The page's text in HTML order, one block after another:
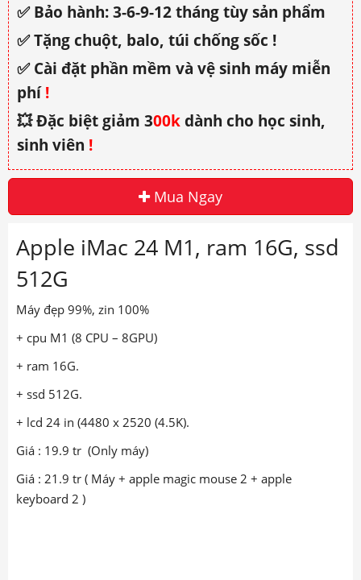
✅ Bảo hành: 3-6-9-12 tháng tùy sản phẩm
✅ Tặng chuột, balo, túi chống sốc !
✅ Cài đặt phần mềm và vệ sinh máy miễn
phí!
💥 Đặc biệt giảm 300kdành cho học sinh,
sinh viên !
Mua Ngay
Apple iMac 24 M1, ram 16G, ssd
512G
Máy đẹp 99%, zin 100%
+ cpu M1 (8 CPU – 8GPU)
+ ram 16G.
+ ssd 512G.
+ lcd 24 in (4480 x 2520 (4.5K).
Giá : 19.9 tr (Only máy)
Giá : 21.9 tr ( Máy + apple magic mouse 2 + apple
keyboard 2 )